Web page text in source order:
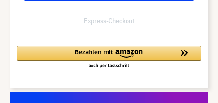
Express-Checkout